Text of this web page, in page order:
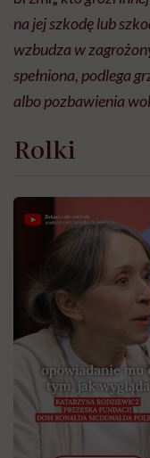
na jej szkodę lub
wzbudza w
spełniona, podlega
albo pozbawienia
Rolki